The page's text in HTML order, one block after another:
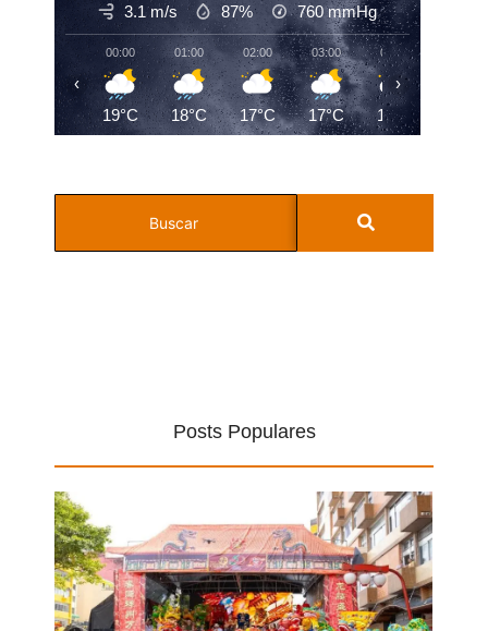
3.1 m/s 87% 760mmHg
00:00
19°C
01:00
18°C
02:00
17°C
03:00
17°C
04:00
17°C
‹ ›
Posts Populares